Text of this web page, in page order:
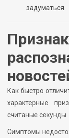
задуматься.
Как быстро
характерные
считаные секунды.
Симптомы